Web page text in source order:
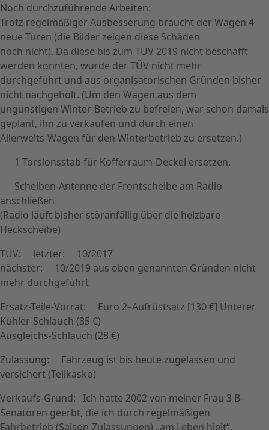
Noch durchzuführende Arbeiten:
Trotz regelmäßiger Ausbesserung braucht der Wagen 4
neue Türen (die Bilder zeigen diese Schäden
noch nicht). Da diese bis zum TÜV 2019 nicht beschafft
werden konnten, wurde der TÜV nicht mehr
durchgeführt und aus organisatorischen Gründen bisher
nicht nachgeholt. (Um den Wagen aus dem
ungünstigen Winter-Betrieb zu befreien, war schon damals
geplant, ihn zu verkaufen und durch einen
Allerwelts-Wagen für den Winterbetrieb zu ersetzen.)
1 Torsionsstab für Kofferraum-Deckel ersetzen.
Scheiben-Antenne der Frontscheibe am Radio
anschließen
(Radio läuft bisher störanfällig über die heizbare
Heckscheibe)
TÜV: letzter: 10/2017
nächster: 10/2019 aus oben genannten Gründen nicht
mehr durchgeführt
Ersatz-Teile-Vorrat: Euro 2–Aufrüstsatz [130 €] Unterer
Kühler-Schlauch (35 €)
Ausgleichs-Schlauch (28 €)
Zulassung: Fahrzeug ist bis heute zugelassen und
versichert (Teilkasko)
Verkaufs-Grund: Ich hatte 2002 von meiner Frau 3 B-
Senatoren geerbt, die ich durch regelmäßigen
Fahrbetrieb (Saison-Zulassungen) „am Leben hielt“.